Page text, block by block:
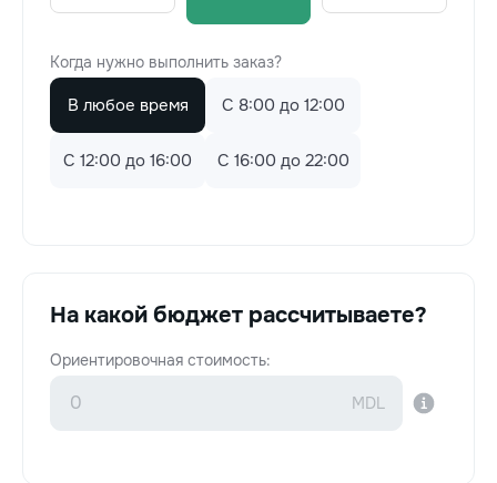
Когда нужно выполнить заказ?
В любое время C 8:00 до 12:00
C 12:00 до 16:00 C 16:00 до 22:00
На какой бюджет рассчитываете?
Ориентировочная стоимость: